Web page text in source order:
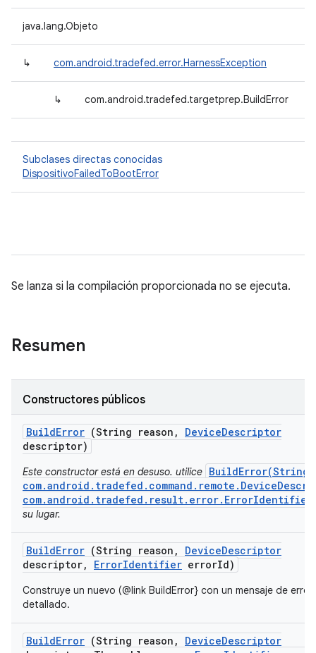
java.lang.Objeto
↳ com.android.tradefed.error.HarnessException
↳ com.android.tradefed.targetprep.BuildError
Subclases directas conocidas
DispositivoFailedToBootError
Se lanza si la compilación proporcionada no se ejecuta.
Resumen
Constructores públicos
BuildError (String reason , DeviceDescriptor
descriptor)
Este constructor está en desuso. utilice BuildError(String,
su lugar.
BuildError (String reason , DeviceDescriptor
descriptor, ErrorIdentifier errorId)
Construye un nuevo (@link BuildError} con un mensaje de error
detallado.
BuildError (String reason , DeviceDescriptor